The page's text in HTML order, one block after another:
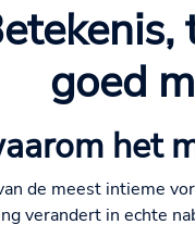
goed
het
de meest intieme
verandert in echte